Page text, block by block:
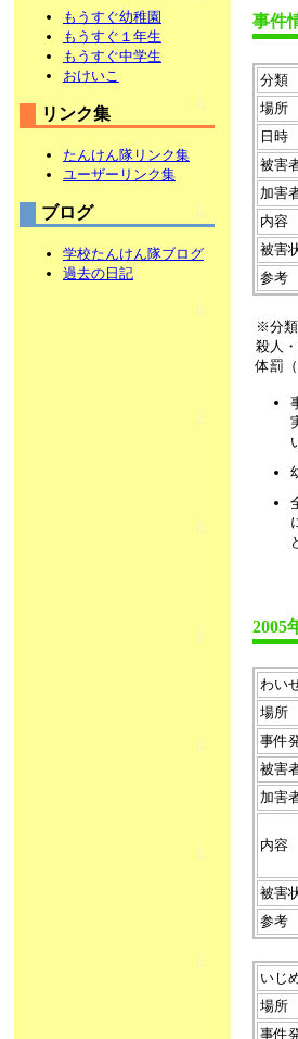
もうすぐ幼稚園
もうすぐ１年生
もうすぐ中学生
おけいこ
リンク集
たんけん隊リンク集
ユーザーリンク集
ブログ
学校たんけん隊ブログ
過去の日記
事件
分類
場所
日時
被害
加害
内容
被害
参考
※分
殺人
体罰
2005
わい
場所
事件
被害
加害
内容
被害
参考
いじ
場所
事件